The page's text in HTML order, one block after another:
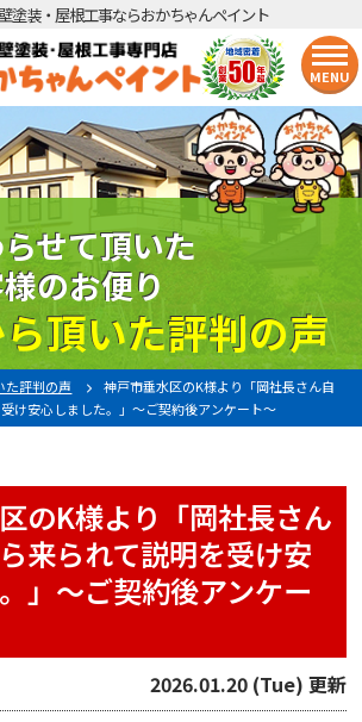
塗装・屋根工事ならおかちゃんペイント
MENU
せて頂いた
のお便り
頂いた評判の声
た評判の声
神戸市垂水区のK様より「岡社長さん自
け安心しました。」～ご契約後アンケート～
のK様より「岡社長さん
来られて説明を受け安
」～ご契約後アンケー
2026.01.20 (Tue) 更新